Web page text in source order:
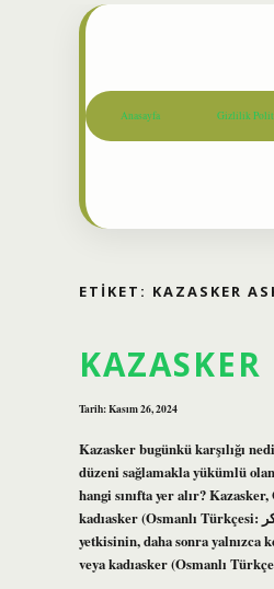
Anasayfa Gizlilik
ETIKET: KAZASKER
Tarih: Kasım 26, 2024
Kazasker bugünkü karşılığı
düzeni sağlamakla yükümlü
hangi sınıfta yer alır?
kadıasker (Osmanlı Türkçesi: قاضی عسكر, ḳāḍī’asker, “askeri yargıç”) Osmanlı İmparatorluğu’ndaki baş yargıçtı; başlangıçta bu isim, yargı
yetkisinin, daha sonra yalnızca